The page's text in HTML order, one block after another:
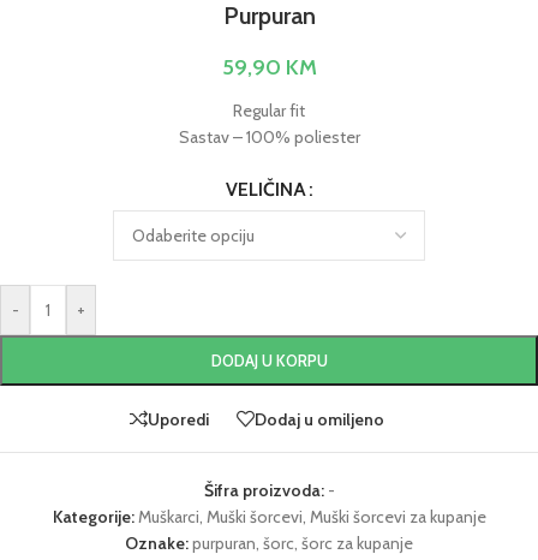
Purpuran
59,90 KM
Regular fit
Sastav – 100% poliester
VELIČINA
- +
DODAJ U KORPU
Uporedi Dodaj u omiljeno
Šifra proizvoda: -
Kategorije:Muškarci, Muški šorcevi, Muški šorcevi za kupanje
Oznake:purpuran, šorc, šorc za kupanje